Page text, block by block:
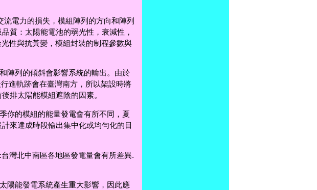
電力的損失，模組陣列的方向和陣列
質：太陽能電池的弱光性，衰減性，
性與抗黃變，模組封裝的制程參數與
陣列的傾斜會影響系統的輸出。由於
進軌跡會在臺灣南方，所以架設時將
排太陽能模組遮陰的因素。
你的模組的能量發電會有所不同，夏
來達成時段輸出集中化或均勻化的目
灣北中南區各地區發電量會有所差異.
陽能發電系統產生重大影響，因此應